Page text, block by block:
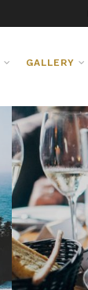
GALLERY